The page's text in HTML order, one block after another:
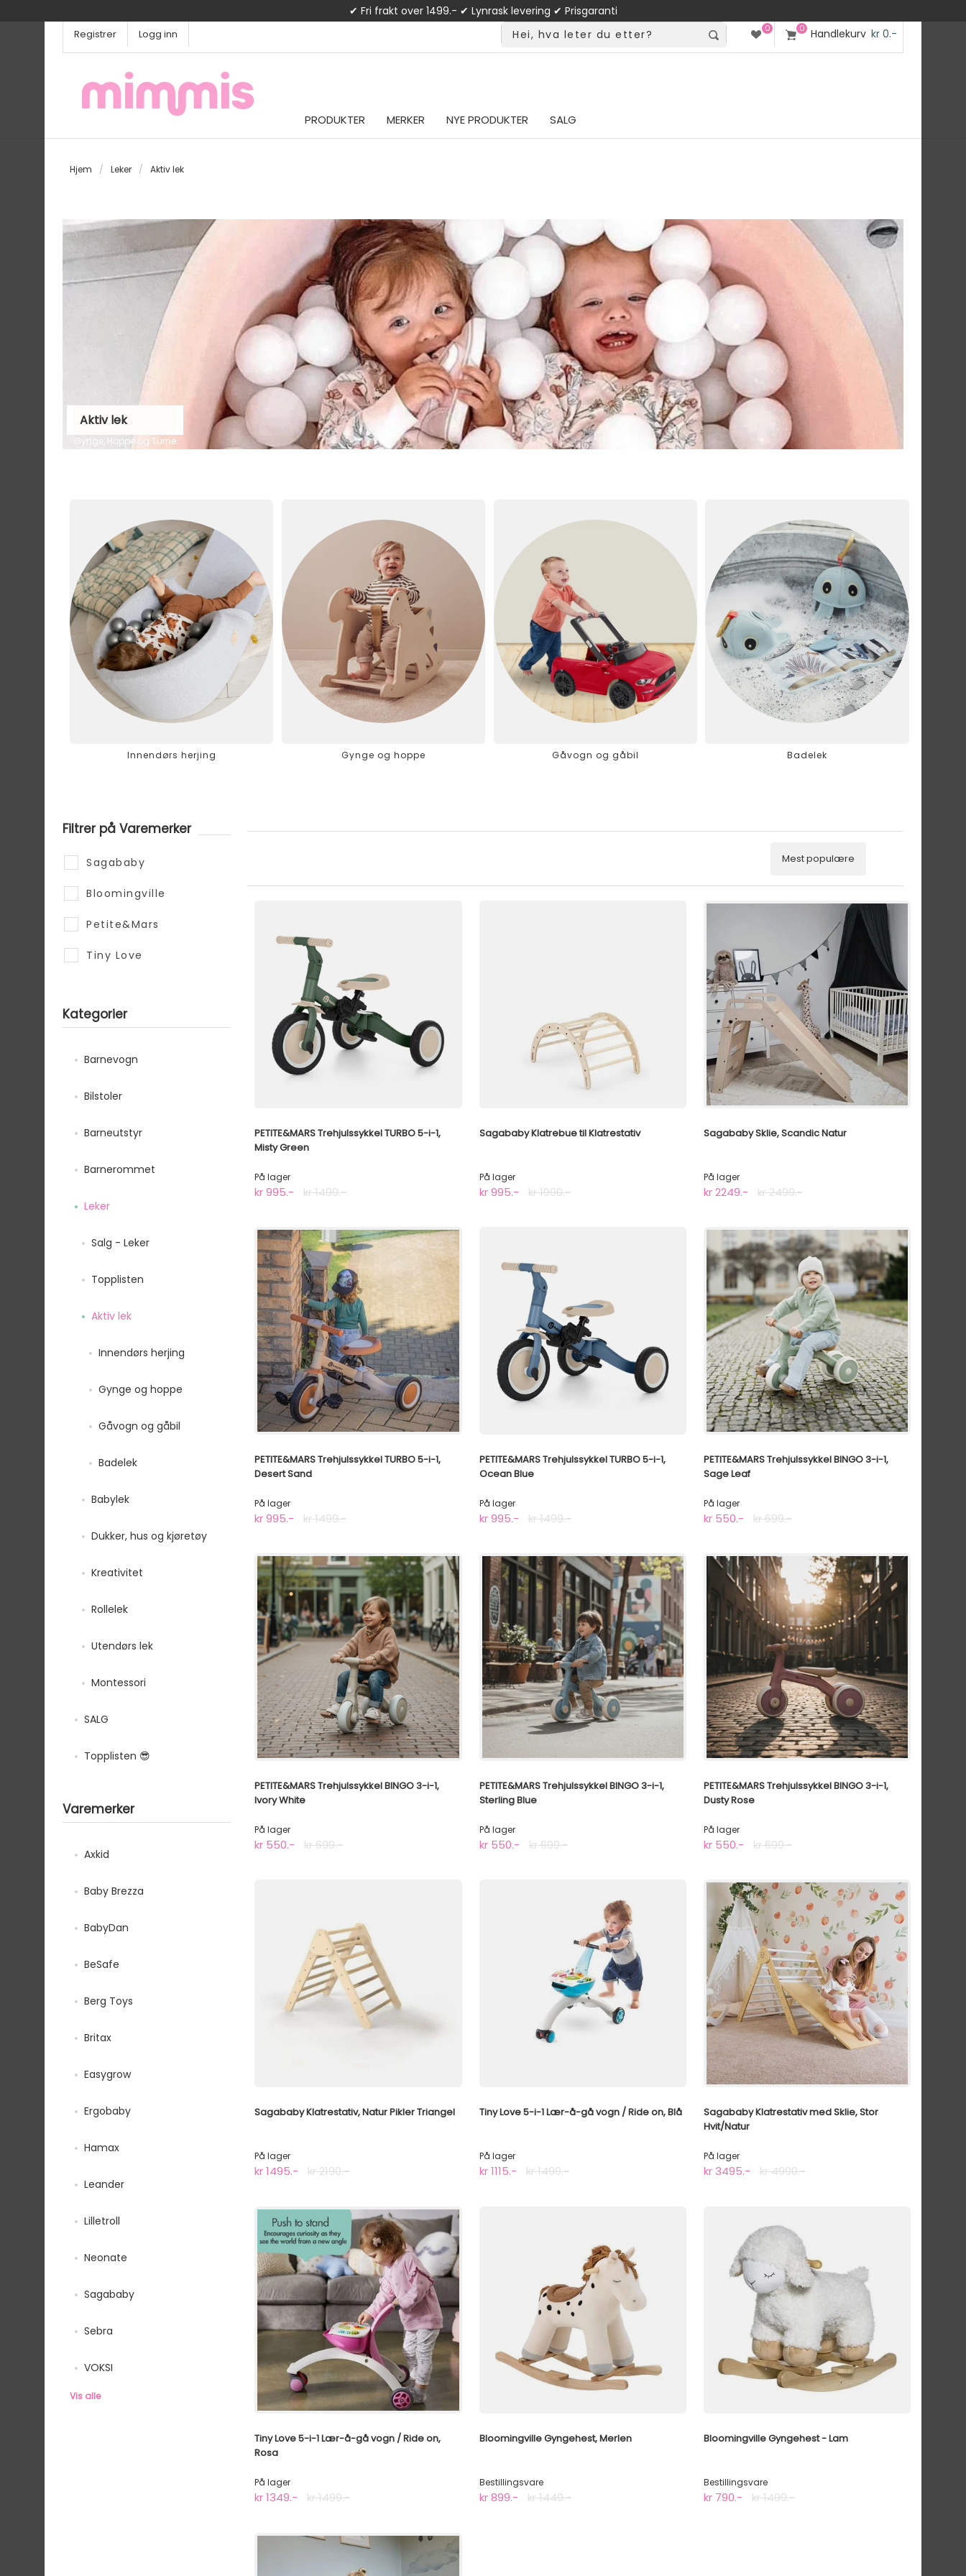
✔ Fri frakt over 1499.- ✔ Lynrask levering ✔ Prisgaranti
Registrer Logg inn 0 0 Handlekurv kr 0.-
PRODUKTER MERKER NYE PRODUKTER SALG
Hjem / Leker / Aktiv lek
Aktiv lek
Gynge, Hoppe og Turne
Innendørs herjing Gynge og hoppe Gåvogn og gåbil Badelek
Mest populære
PETITE&MARS Trehjulssykkel TURBO 5-i-1,
Misty Green
På lager
kr 995.- kr 1499.-
Sagababy Klatrebue til Klatrestativ
På lager
kr 995.- kr 1990.-
Sagababy Sklie, Scandic Natur
På lager
kr 2249.- kr 2499.-
PETITE&MARS Trehjulssykkel TURBO 5-i-1,
Desert Sand
På lager
kr 995.- kr 1499.-
PETITE&MARS Trehjulssykkel TURBO 5-i-1,
Ocean Blue
På lager
kr 995.- kr 1499.-
PETITE&MARS Trehjulssykkel BINGO 3-i-1,
Sage Leaf
På lager
kr 550.- kr 699.-
PETITE&MARS Trehjulssykkel BINGO 3-i-1,
Ivory White
På lager
kr 550.- kr 699.-
PETITE&MARS Trehjulssykkel BINGO 3-i-1,
Sterling Blue
På lager
kr 550.- kr 699.-
PETITE&MARS Trehjulssykkel BINGO 3-i-1,
Dusty Rose
På lager
kr 550.- kr 699.-
Sagababy Klatrestativ, Natur Pikler Triangel
På lager
kr 1495.- kr 2190.-
Tiny Love 5-i-1 Lær-å-gå vogn / Ride on, Blå
På lager
kr 1115.- kr 1499.-
Sagababy Klatrestativ med Sklie, Stor
Hvit/Natur
På lager
kr 3495.- kr 4990.-
Tiny Love 5-i-1 Lær-å-gå vogn / Ride on,
Rosa
På lager
kr 1349.- kr 1499.-
Bloomingville Gyngehest, Merlen
Bestillingsvare
kr 899.- kr 1449.-
Bloomingville Gyngehest - Lam
Bestillingsvare
kr 790.- kr 1499.-
Filtrer på Varemerker
Sagababy
Bloomingville
Petite&Mars
Tiny Love
Kategorier
Barnevogn
Bilstoler
Barneutstyr
Barnerommet
Leker
Salg - Leker
Topplisten
Aktiv lek
Innendørs herjing
Gynge og hoppe
Gåvogn og gåbil
Badelek
Babylek
Dukker, hus og kjøretøy
Kreativitet
Rollelek
Utendørs lek
Montessori
SALG
Topplisten 😎
Varemerker
Axkid
Baby Brezza
BabyDan
BeSafe
Berg Toys
Britax
Easygrow
Ergobaby
Hamax
Leander
Lilletroll
Neonate
Sagababy
Sebra
VOKSI
Vis alle